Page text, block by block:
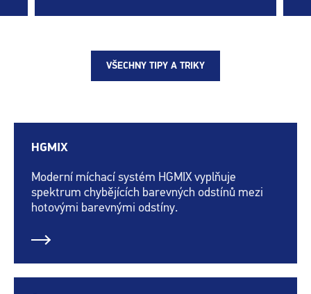
VŠECHNY TIPY A TRIKY
HGMIX
Moderní míchací systém HGMIX vyplňuje
spektrum chybějících barevných odstínů mezi
hotovými barevnými odstíny.